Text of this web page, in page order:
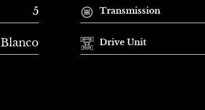
5 Transmission
Blanco Drive Unit